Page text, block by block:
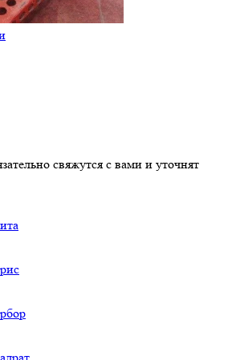
свяжутся с вами и уточнят